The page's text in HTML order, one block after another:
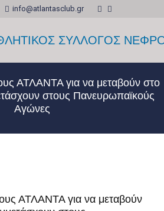
info@atlantasclub.gr
ΑΤΛΑΝΤΑ για να μεταβούν στο
στους Πανευρωπαϊκούς
Αγώνες
ΑΤΛΑΝΤΑ για να μεταβούν